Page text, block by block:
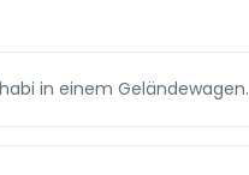
in einem Geländewagen.